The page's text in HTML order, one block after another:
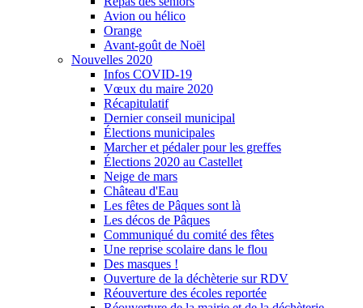
Avion ou hélico
Orange
Avant-goût de Noël
Nouvelles 2020
Infos COVID-19
Vœux du maire 2020
Récapitulatif
Dernier conseil municipal
Élections municipales
Marcher et pédaler pour les greffes
Élections 2020 au Castellet
Neige de mars
Château d'Eau
Les fêtes de Pâques sont là
Les décos de Pâques
Communiqué du comité des fêtes
Une reprise scolaire dans le flou
Des masques !
Ouverture de la déchèterie sur RDV
Réouverture des écoles reportée